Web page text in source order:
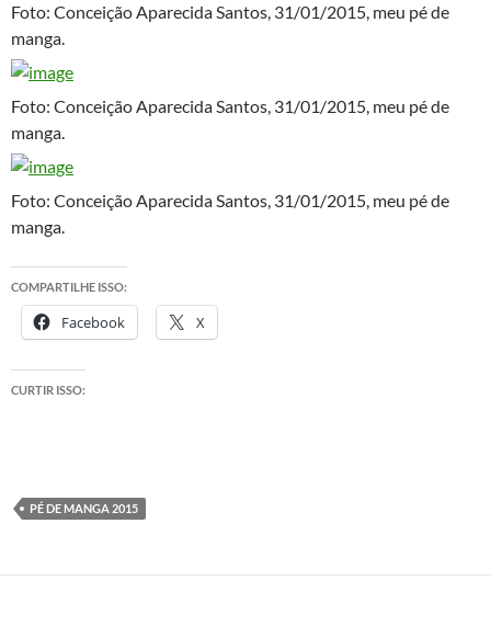
Foto: Conceição Aparecida Santos, 31/01/2015, meu pé de
manga.
Foto: Conceição Aparecida Santos, 31/01/2015, meu pé de
manga.
Foto: Conceição Aparecida Santos, 31/01/2015, meu pé de
manga.
COMPARTILHE ISSO:
Facebook X
CURTIR ISSO:
PÉ DE MANGA 2015